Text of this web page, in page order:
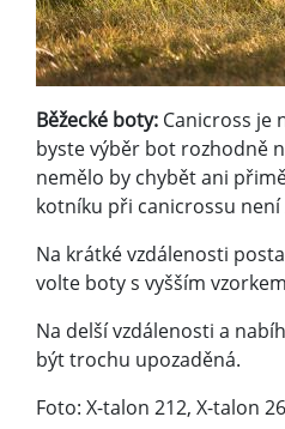
Běžecké boty: Canicross je
byste výběr bot rozhodně
nemělo by chybět ani
kotníku při canicrossu není
Na krátké vzdálenosti
volte boty s vyšším
Na delší vzdálenosti a
být trochu upozaděná.
Foto: X-talon 212, X-talon